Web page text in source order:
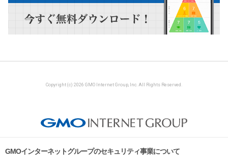
Copyright (c) 2026 GMO Internet Group, Inc. All Rights Reserved.
GMOインターネットグループのセキュリティ事業について